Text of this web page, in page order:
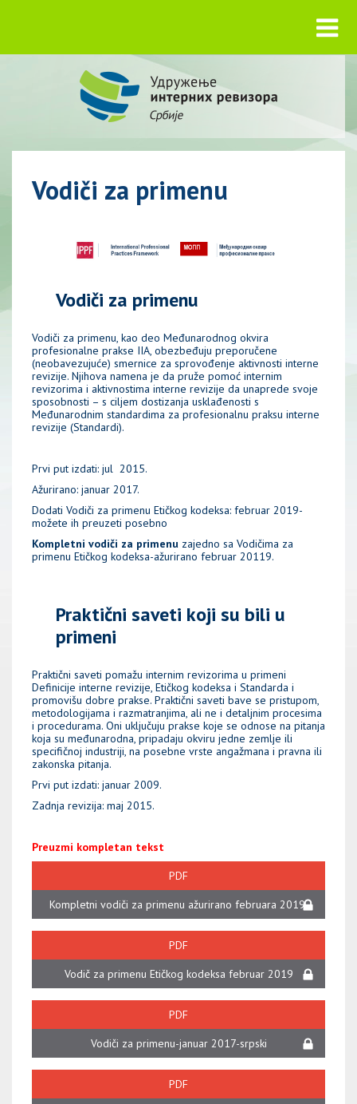
Vodiči za primenu
Vodiči za primenu
Vodiči za primenu, kao deo Međunarodnog okvira
profesionalne prakse IIA, obezbeđuju preporučene
(neobavezujuće) smernice za sprovođenje aktivnosti interne
revizije. Njihova namena je da pruže pomoć internim
revizorima i aktivnostima interne revizije da unaprede svoje
sposobnosti – s ciljem dostizanja usklađenosti s
Međunarodnim standardima za profesionalnu praksu interne
revizije (Standardi).
Prvi put izdati: jul 2015.
Ažurirano: januar 2017.
Dodati Vodiči za primenu Etičkog kodeksa: februar 2019-
možete ih preuzeti posebno
Kompletni vodiči za primenu zajedno sa Vodičima za
primenu Etičkog kodeksa-ažurirano februar 20119.
Praktični saveti koji su bili u
primeni
Praktični saveti pomažu internim revizorima u primeni
Definicije interne revizije, Etičkog kodeksa i Standarda i
promovišu dobre prakse. Praktični saveti bave se pristupom,
metodologijama i razmatranjima, ali ne i detaljnim procesima
i procedurama. Oni uključuju prakse koje se odnose na pitanja
koja su međunarodna, pripadaju okviru jedne zemlje ili
specifičnoj industriji, na posebne vrste angažmana i pravna ili
zakonska pitanja.
Prvi put izdati: januar 2009.
Zadnja revizija: maj 2015.
Preuzmi kompletan tekst
PDF
Kompletni vodiči za primenu ažurirano februara 2019.
PDF
Vodič za primenu Etičkog kodeksa februar 2019
PDF
Vodiči za primenu-januar 2017-srpski
PDF